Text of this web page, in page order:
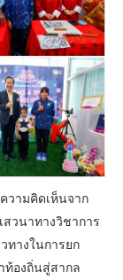
วามคิดเห็นจาก
วนาทางวิชาการ
ทางในการยก
องถิ่นสู่สากล